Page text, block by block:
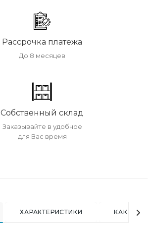
Рассрочка платежа
До 8 месяцев
Собственный склад
Заказывайте в удобное
для Вас время
ХАРАКТЕРИСТИКИ КАК